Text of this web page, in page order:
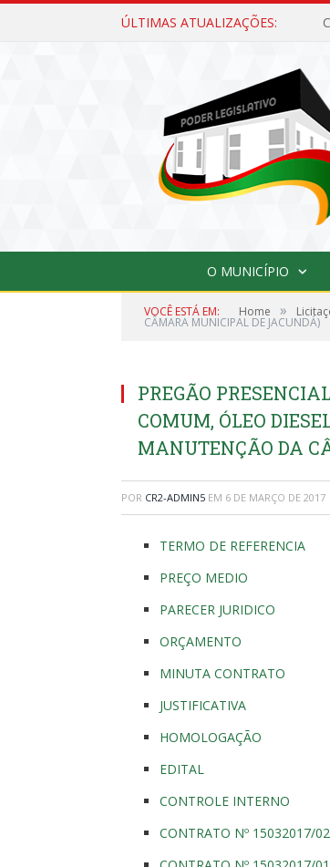
ÚLTIMAS ATUALIZAÇÕES:
O MUNICÍPIO
VOCÊ ESTÁ EM: Home »
CÂMARA MUNICIPAL DE JACUNDÁ)
PREGÃO
COMUM, ÓLEO
MANUTENÇÃO DA
POR CR2-ADMIN5 EM 6 DE MARÇO DE 2017
TERMO DE REFERENCIA
PREÇO MEDIO
PARECER JURIDICO
ORÇAMENTO
MINUTA CONTRATO
JUSTIFICATIVA
HOMOLOGAÇÃO
EDITAL
CONTROLE INTERNO
CONTRATO Nº 15032017/02